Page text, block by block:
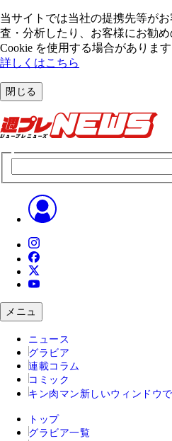
当サイトでは当社の提携先等が
査・分析したり、お客様にお勧
Cookie を使⽤する場合があります
詳しくはこちら
閉じる
メニュ
ニュース
グラビア
連載コラム
コミック
キン肉マン 新しいウィンドウで
トップ
グラビア一覧